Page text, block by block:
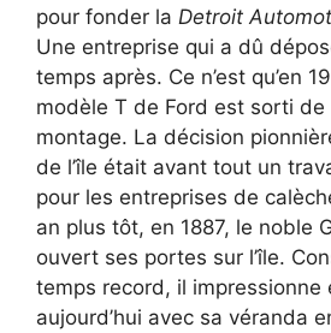
pour fonder la Detroit
Une entreprise qui a dû
temps après. Ce n’est qu’en
modèle T de Ford est sorti de
montage. La décision
de l’île était avant tout un
pour les entreprises de
an plus tôt, en 1887, le noble
ouvert ses portes sur l’île.
temps record, il impressionne
aujourd’hui avec sa véranda